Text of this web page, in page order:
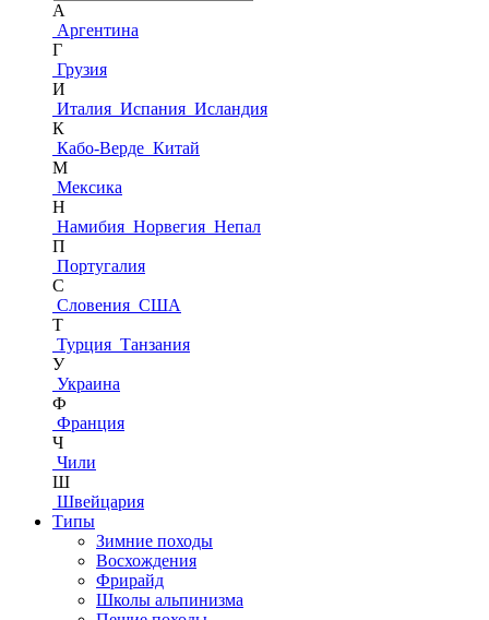
А
Аргентина
Г
Грузия
И
Италия Испания Исландия
К
Кабо-Верде Китай
М
Мексика
Н
Намибия Норвегия Непал
П
Португалия
С
Словения США
Т
Турция Танзания
У
Украина
Ф
Франция
Ч
Чили
Ш
Швейцария
Типы
Зимние походы
Восхождения
Фрирайд
Школы альпинизма